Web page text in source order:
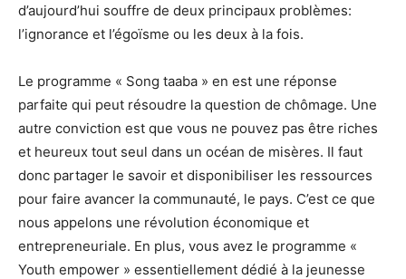
d’aujourd’hui souffre de deux principaux problèmes:
l’ignorance et l’égoïsme ou les deux à la fois.
Le programme « Song taaba » en est une réponse
parfaite qui peut résoudre la question de chômage. Une
autre conviction est que vous ne pouvez pas être riches
et heureux tout seul dans un océan de misères. Il faut
donc partager le savoir et disponibiliser les ressources
pour faire avancer la communauté, le pays. C’est ce que
nous appelons une révolution économique et
entrepreneuriale. En plus, vous avez le programme «
Youth empower » essentiellement dédié à la jeunesse